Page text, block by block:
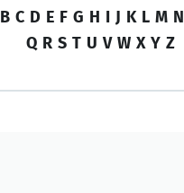
B C D E F G H I J K L M N
Q R S T U V W X Y Z